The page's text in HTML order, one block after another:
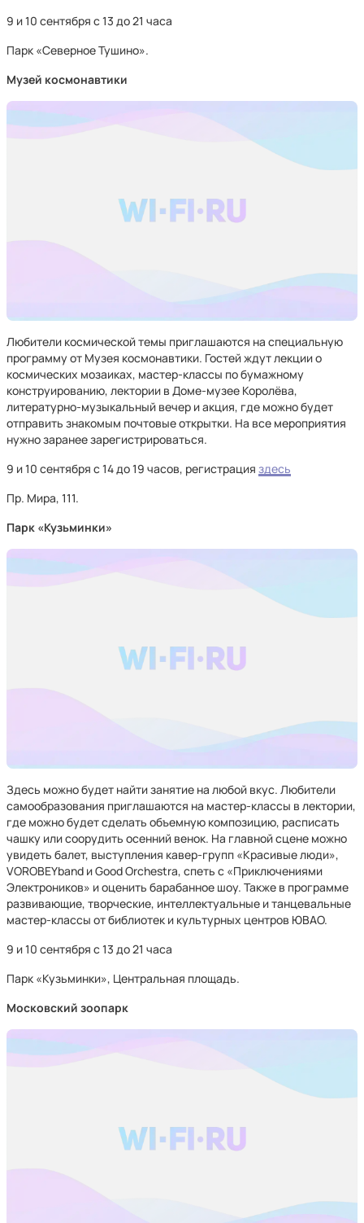
9 и 10 сентября с 13 до 21 часа
Парк «Северное Тушино».
Музей космонавтики
Любители космической темы приглашаются на специальную
программу от Музея космонавтики. Гостей ждут лекции о
космических мозаиках, мастер-классы по бумажному
конструированию, лектории в Доме-музее Королёва,
литературно-музыкальный вечер и акция, где можно будет
отправить знакомым почтовые открытки. На все мероприятия
нужно заранее зарегистрироваться.
9 и 10 сентября с 14 до 19 часов, регистрация здесь
Пр. Мира, 111.
Парк «Кузьминки»
Здесь можно будет найти занятие на любой вкус. Любители
самообразования приглашаются на мастер-классы в лектории,
где можно будет сделать объемную композицию, расписать
чашку или соорудить осенний венок. На главной сцене можно
увидеть балет, выступления кавер-групп «Красивые люди»,
VOROBEYband и Good Orchestra, спеть с «Приключениями
Электроников» и оценить барабанное шоу. Также в программе
развивающие, творческие, интеллектуальные и танцевальные
мастер-классы от библиотек и культурных центров ЮВАО.
9 и 10 сентября с 13 до 21 часа
Парк «Кузьминки», Центральная площадь.
Московский зоопарк